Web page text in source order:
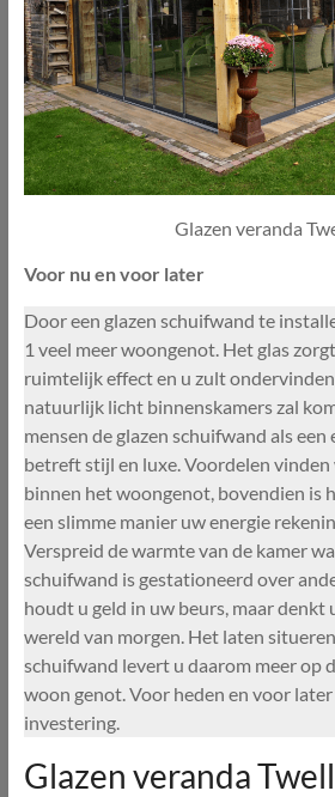
Glazen veranda
Voor nu en voor later
Door een glazen schuifwand te
1 veel meer woongenot. Het glas
ruimtelijk effect en u zult
natuurlijk licht binnenskamers zal
mensen de glazen schuifwand als
betreft stijl en luxe. Voordelen
binnen het woongenot, bovendien is
een slimme manier uw energie
Verspreid de warmte van de kamer
schuifwand is gestationeerd over
houdt u geld in uw beurs, maar denkt
wereld van morgen. Het laten
schuifwand levert u daarom meer op
woon genot. Voor heden en voor
investering.
Glazen veranda